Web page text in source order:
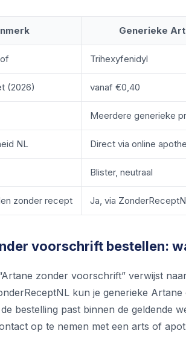
Generieke
Trihexyfenidyl
(2026) vanaf €0,40
Meerdere generieke
NL Direct via online
Blister, neutraal
zonder recept Ja, via
voorschrift bestellen:
zonder voorschrift” verwijst
kun je generieke
bestelling past binnen de geldende
op te nemen met een arts of